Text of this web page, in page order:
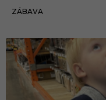
ZÁBAVA